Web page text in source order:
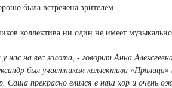
была встречена зрителем.
коллектива ни один не имеет
на вес золота, - говорит Анна
был участником коллектива
Саша прекрасно влился в наш хор и очень